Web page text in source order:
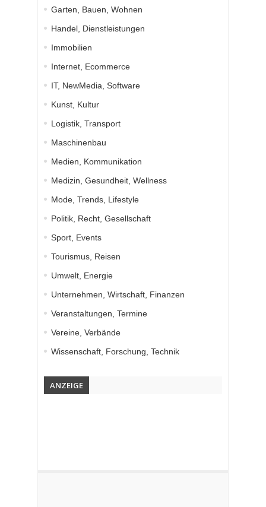
Garten, Bauen, Wohnen
Handel, Dienstleistungen
Immobilien
Internet, Ecommerce
IT, NewMedia, Software
Kunst, Kultur
Logistik, Transport
Maschinenbau
Medien, Kommunikation
Medizin, Gesundheit, Wellness
Mode, Trends, Lifestyle
Politik, Recht, Gesellschaft
Sport, Events
Tourismus, Reisen
Umwelt, Energie
Unternehmen, Wirtschaft, Finanzen
Veranstaltungen, Termine
Vereine, Verbände
Wissenschaft, Forschung, Technik
ANZEIGE